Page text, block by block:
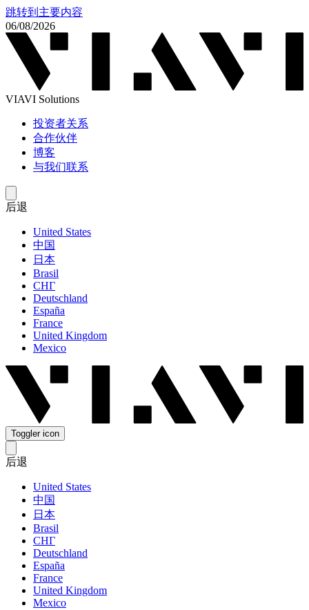
跳转到主要内容
06/08/2026
VIAVI Solutions
投资者关系
合作伙伴
博客
与我们联系
后退
United States
中国
日本
Brasil
СНГ
Deutschland
España
France
United Kingdom
Mexico
Toggler icon
后退
United States
中国
日本
Brasil
СНГ
Deutschland
España
France
United Kingdom
Mexico